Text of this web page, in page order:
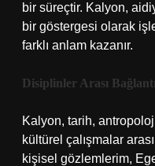
bir süreçtir. Kalyon,
bir göstergesi olarak
farklı anlam kazanır.
Disiplinler Arası
Kalyon, tarih,
kültürel çalışmalar
kişisel gözlemlerim,